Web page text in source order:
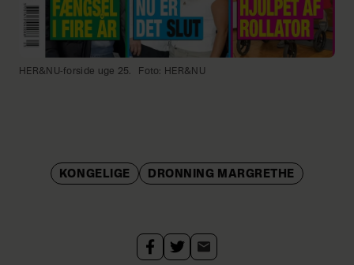
HER&NU-forside uge 25. Foto: HER&NU
KONGELIGE DRONNING MARGRETHE